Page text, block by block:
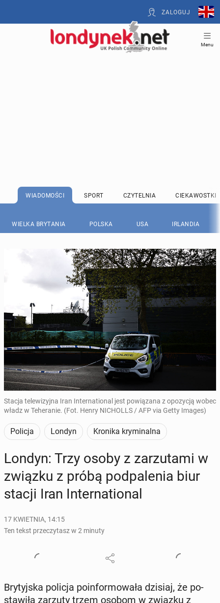
ZALOGUJ
Menu
WIADOMOŚCI SPORT CZYTELNIA CIEKAWOSTKI
WIELKA BRYTANIA POLSKA USA IRLANDIA
Stacja telewizyjna Iran International jest powiązana z opozycją wobec
władz w Teheranie. (Fot. Henry NICHOLLS / AFP via Getty Images)
Policja Londyn Kronika kryminalna
Londyn: Trzy osoby z za­rzu­ta­mi w
związku z próbą pod­pa­le­nia biur
stacji Iran In­ter­na­tio­nal
17 KWIETNIA, 14:15
Ten tekst przeczytasz w 2 minuty
Bry­tyj­ska policja po­in­for­mo­wa­ła dzisiaj, że po­
sta­wi­ła zarzuty trzem osobom w związku z